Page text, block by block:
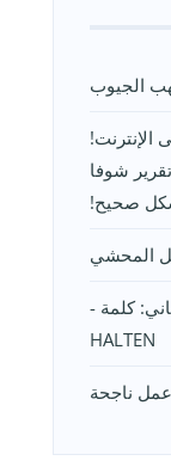
الجيوب
الإنترنت!
شوفا
المحشي
كلمة -
HALTEN